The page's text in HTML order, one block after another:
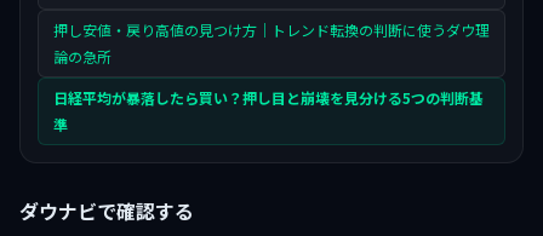
押し安値・戻り高値の見つけ方｜トレンド転換の判断に使うダウ理
論の急所
日経平均が暴落したら買い？押し目と崩壊を見分ける5つの判断基
準
ダウナビで確認する